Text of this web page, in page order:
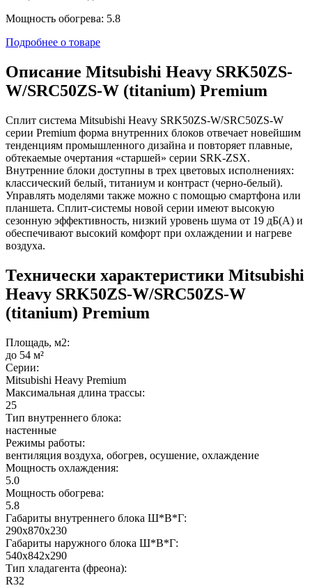
Мощность обогрева: 5.8
Подробнее о товаре
Описание Mitsubishi Heavy SRK50ZS-
W/SRC50ZS-W (titanium) Premium
Сплит система Mitsubishi Heavy SRK50ZS-W/SRC50ZS-W
серии Premium форма внутренних блоков отвечает новейшим
тенденциям промышленного дизайна и повторяет плавные,
обтекаемые очертания «старшей» серии SRK-ZSX.
Внутренние блоки доступны в трех цветовых исполнениях:
классический белый, титаниум и контраст (черно-белый).
Управлять моделями также можно с помощью смартфона или
планшета. Сплит-системы новой серии имеют высокую
сезонную эффективность, низкий уровень шума от 19 дБ(А) и
обеспечивают высокий комфорт при охлаждении и нагреве
воздуха.
Технически характеристики Mitsubishi
Heavy SRK50ZS-W/SRC50ZS-W
(titanium) Premium
Площадь, м2:
до 54 м²
Серии:
Mitsubishi Heavy Premium
Максимальная длина трассы:
25
Тип внутреннего блока:
настенные
Режимы работы:
вентиляция воздуха, обогрев, осушение, охлаждение
Мощность охлаждения:
5.0
Мощность обогрева:
5.8
Габариты внутреннего блока Ш*В*Г:
290х870х230
Габариты наружного блока Ш*В*Г:
540х842х290
Тип хладагента (фреона):
R32